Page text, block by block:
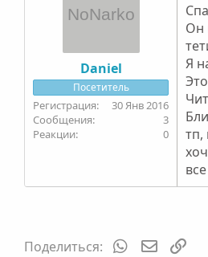
Daniel
Посетитель
30 Янв 2016
3
0
Он
Я
тп,
Поделиться: WhatsApp